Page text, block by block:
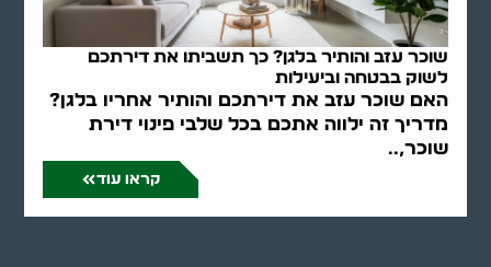
שוכר עזב והותיר בלגן? כך תשביתו את דירתכם
לשוק בבטחה וביעילות
האם שוכר עזב את דירתכם והותיר אחריו בלגן?
מדריך זה ילווה אתכם בכל שלבי פינוי דירת
שוכר,..
קראו עוד